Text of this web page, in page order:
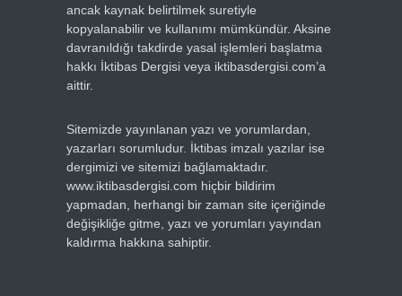
ancak kaynak belirtilmek suretiyle
kopyalanabilir ve kullanımı mümkündür. Aksine
davranıldığı takdirde yasal işlemleri başlatma
hakkı İktibas Dergisi veya iktibasdergisi.com’a
aittir.
Sitemizde yayınlanan yazı ve yorumlardan,
yazarları sorumludur. İktibas imzalı yazılar ise
dergimizi ve sitemizi bağlamaktadır.
www.iktibasdergisi.com hiçbir bildirim
yapmadan, herhangi bir zaman site içeriğinde
değişikliğe gitme, yazı ve yorumları yayından
kaldırma hakkına sahiptir.